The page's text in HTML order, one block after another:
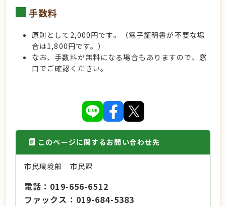
手数料
原則として2,000円です。（電子証明書が不要な場
合は1,800円です。）
なお、手数料が無料になる場合もありますので、窓
口でご確認ください。
このページに関するお問い合わせ先
市民環境部 市民課
電話
019-656-6512
ファックス
019-684-5383